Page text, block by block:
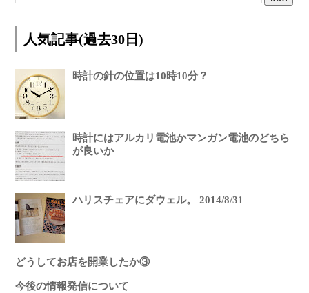
人気記事(過去30日)
時計の針の位置は10時10分？
時計にはアルカリ電池かマンガン電池のどちら
が良いか
ハリスチェアにダウェル。 2014/8/31
どうしてお店を開業したか③
今後の情報発信について